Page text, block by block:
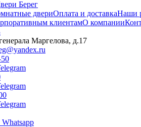
двериОплата и доставкаНаши
клиентамО компании
Маргелова, д.17